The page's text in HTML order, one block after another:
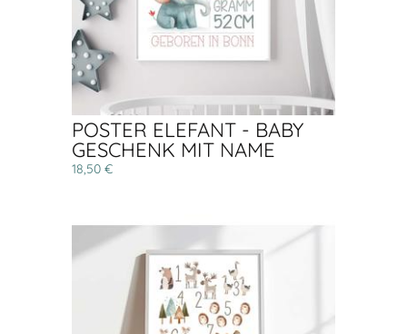
POSTER ELEFANT - BABY
GESCHENK MIT NAME
18,50 €